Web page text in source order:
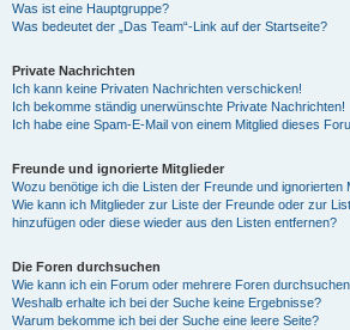
Was ist eine Hauptgruppe?
Was bedeutet der „Das Team“-Link auf der Startseite?
Private Nachrichten
Ich kann keine Privaten Nachrichten verschicken!
Ich bekomme ständig unerwünschte Private Nachrichten!
Ich habe eine Spam-E-Mail von einem Mitglied dieses
Freunde und ignorierte Mitglieder
Wozu benötige ich die Listen der Freunde und ignorierten
Wie kann ich Mitglieder zur Liste der Freunde oder zur
hinzufügen oder diese wieder aus den Listen entfernen?
Die Foren durchsuchen
Wie kann ich ein Forum oder mehrere Foren
Weshalb erhalte ich bei der Suche keine Ergebnisse?
Warum bekomme ich bei der Suche eine leere Seite?